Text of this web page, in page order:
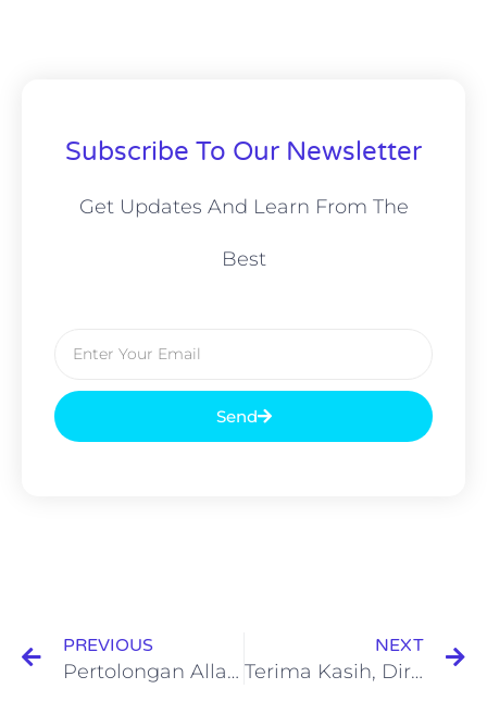
Subscribe To Our Newsletter
Get Updates And Learn From The
Best
Send
PREVIOUS
Pertolongan Allah itu Nyata Adanya
NEXT
Terima Kasih, Diriku